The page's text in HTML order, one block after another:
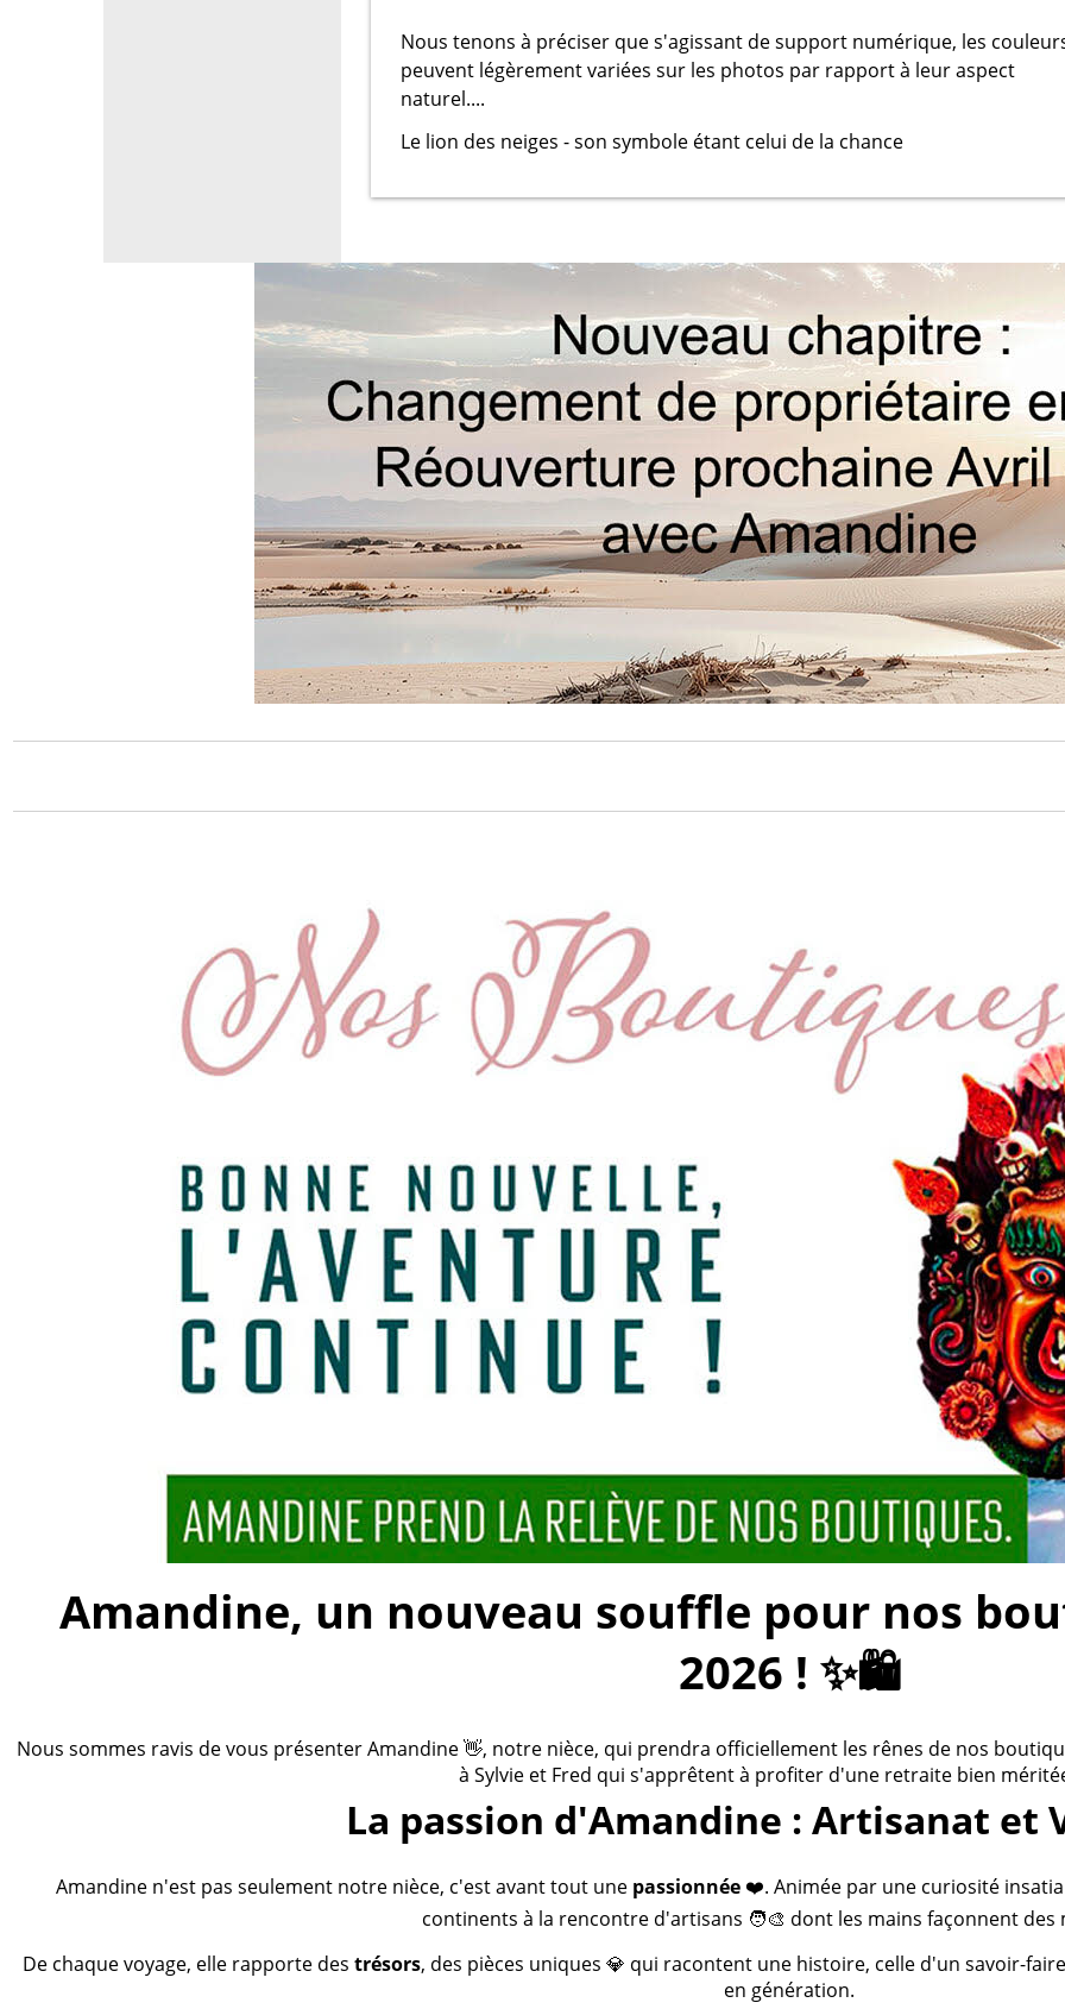
Nous tenons à préciser que s'agissant de support numérique, les
peuvent légèrement variées sur les photos par rapport à leur aspect
naturel....
Le lion des neiges - son symbole étant celui de la chance
Amandine, un nouveau souffle pour nos
2026 ! ✨🛍️
Nous sommes ravis de vous présenter Amandine 👋, notre nièce, qui prendra officiellement les rênes de nos
à Sylvie et Fred qui s'apprêtent à profiter d'une retraite bien
La passion d'Amandine : Artisanat et
Amandine n'est pas seulement notre nièce, c'est avant tout une passionnée❤️. Animée par une curiosité
continents à la rencontre d'artisans 🧑‍🎨 dont les mains façonnent des
De chaque voyage, elle rapporte des trésors, des pièces uniques 💎 qui racontent une histoire, celle d'un savoir-
en génération.